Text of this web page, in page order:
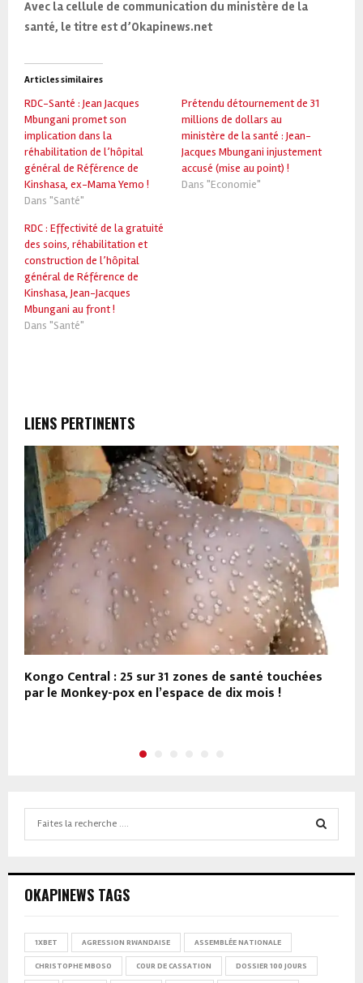
Avec la cellule de communication du ministère de la
santé, le titre est d’Okapinews.net
Articles similaires
RDC-Santé : Jean Jacques
Mbungani promet son
implication dans la
réhabilitation de l’hôpital
général de Référence de
Kinshasa, ex-Mama Yemo !
Dans "Santé"
Prétendu détournement de 31
millions de dollars au
ministère de la santé : Jean-
Jacques Mbungani injustement
accusé (mise au point) !
Dans "Economie"
RDC : Effectivité de la gratuité
des soins, réhabilitation et
construction de l’hôpital
général de Référence de
Kinshasa, Jean-Jacques
Mbungani au front !
Dans "Santé"
LIENS PERTINENTS
Kongo Central : 25 sur 31 zones de santé touchées
par le Monkey-pox en l’espace de dix mois !
OKAPINEWS TAGS
1XBET AGRESSION RWANDAISE ASSEMBLÉE NATIONALE
CHRISTOPHE MBOSO COUR DE CASSATION DOSSIER 100 JOURS